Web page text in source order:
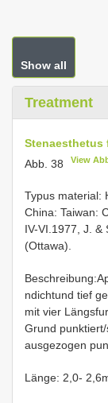
Show all
Treatment
Stenaesthetus
Abb. 38
View
Typus material:
China: Taiwan:
IV-VI.1977, J. &
(Ottawa).
ndichtund tief
mit vier
Grund
ausgezogen
Länge: 2,0-